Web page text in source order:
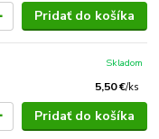
Pridať do košíka
5,50 €/ks
Skladom
Pridať do košíka